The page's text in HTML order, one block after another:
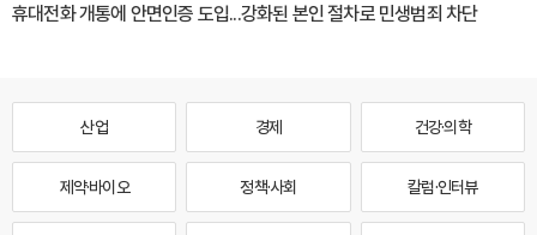
휴대전화 개통에 안면인증 도입...강화된 본인 절차로 민생범죄 차단
산업 경제 건강·의학
제약·바이오 정책·사회 칼럼·인터뷰